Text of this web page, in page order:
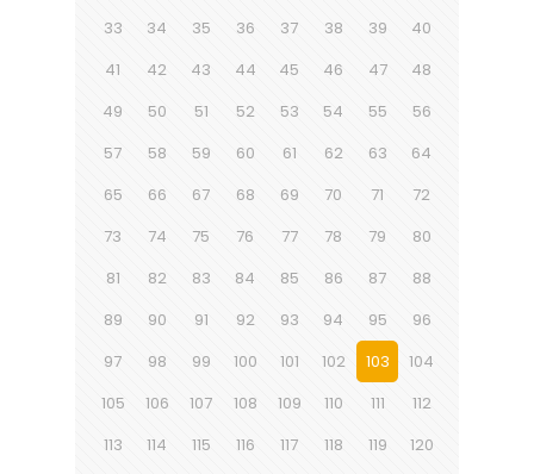
33
34 35 36 37 38 39
40
41
42 43 44 45 46 47
48
49
50 51 52 53 54 55
56
57
58 59 60 61 62 63
64
65
66 67 68 69 70 71
72
73
74 75 76 77 78 79
80
81
82 83 84 85 86 87
88
89
90 91 92 93 94 95
96
97
98 99 100 101 102 103
104
105
106 107 108 109 110 111
112
113
114 115 116 117 118 119
120